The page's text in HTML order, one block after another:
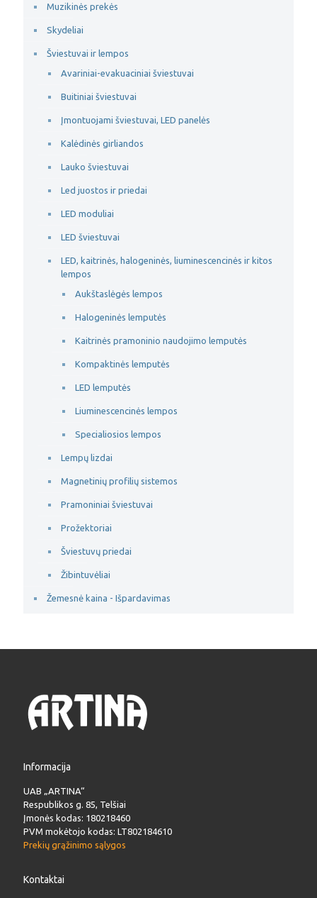
Muzikinės prekės
Skydeliai
Šviestuvai ir lempos
Avariniai-evakuaciniai šviestuvai
Buitiniai šviestuvai
Įmontuojami šviestuvai, LED panelės
Kalėdinės girliandos
Lauko šviestuvai
Led juostos ir priedai
LED moduliai
LED šviestuvai
LED, kaitrinės, halogeninės, liuminescencinės ir kitos
lempos
Aukštaslėgės lempos
Halogeninės lemputės
Kaitrinės pramoninio naudojimo lemputės
Kompaktinės lemputės
LED lemputės
Liuminescencinės lempos
Specialiosios lempos
Lempų lizdai
Magnetinių profilių sistemos
Pramoniniai šviestuvai
Prožektoriai
Šviestuvų priedai
Žibintuvėliai
Žemesnė kaina - Išpardavimas
Informacija
UAB „ARTINA“
Respublikos g. 85, Telšiai
Įmonės kodas: 180218460
PVM mokėtojo kodas: LT802184610
Prekių grąžinimo sąlygos
Kontaktai